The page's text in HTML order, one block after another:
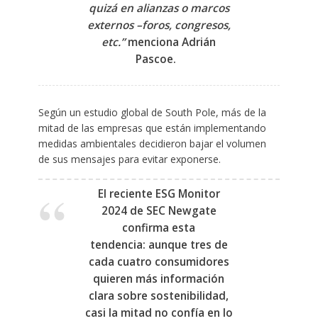
quizá en alianzas o marcos
externos –foros, congresos,
etc.”menciona Adrián
Pascoe. ​
Según un estudio global de South Pole, más de la
mitad de las empresas que están implementando
medidas ambientales decidieron bajar el volumen
de sus mensajes para evitar exponerse.
El reciente ESG Monitor
2024 de SEC Newgate
confirma esta
tendencia: aunque tres de
cada cuatro consumidores
quieren más información
clara sobre sostenibilidad,
casi la mitad no confía en lo